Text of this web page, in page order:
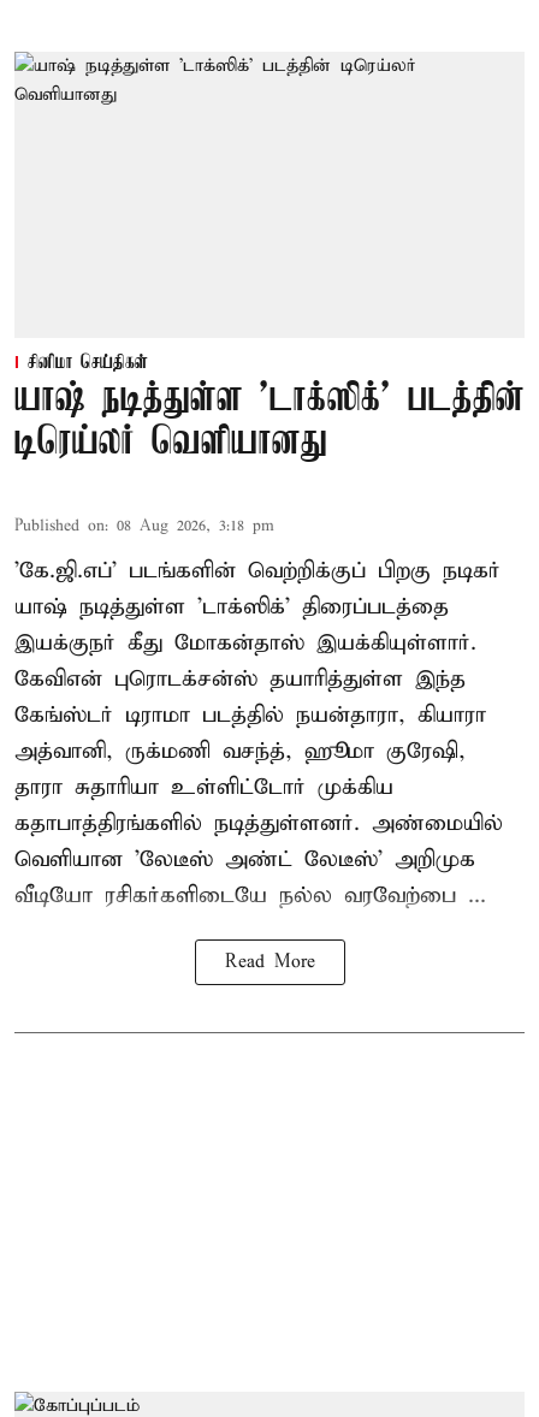
சினிமா செய்திகள்
யாஷ் நடித்துள்ள 'டாக்‌ஸிக்' படத்தின்
டிரெய்லர் வெளியானது
Published on: 08 Aug 2026, 3:18 pm
'கே.ஜி.எப்' படங்களின் வெற்றிக்குப் பிறகு நடிகர்
யாஷ் நடித்துள்ள 'டாக்ஸிக்' திரைப்படத்தை
இயக்குநர் கீது மோகன்தாஸ் இயக்கியுள்ளார்.
கேவிஎன் புரொடக்சன்ஸ் தயாரித்துள்ள இந்த
கேங்ஸ்டர் டிராமா படத்தில் நயன்தாரா, கியாரா
அத்வானி, ருக்மணி வசந்த், ஹூமா குரேஷி,
தாரா சுதாரியா உள்ளிட்டோர் முக்கிய
கதாபாத்திரங்களில் நடித்துள்ளனர். அண்மையில்
வெளியான 'லேடீஸ் அண்ட் லேடீஸ்' அறிமுக
வீடியோ ரசிகர்களிடையே நல்ல வரவேற்பை ...
Read More